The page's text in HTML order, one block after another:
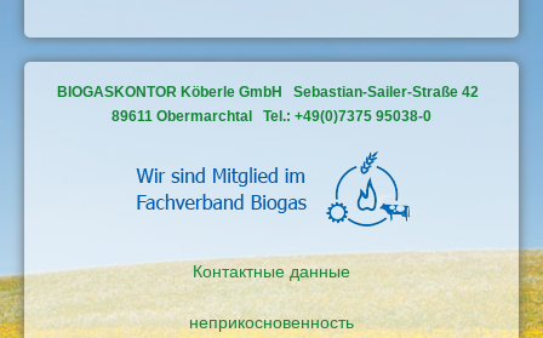
BIOGASKONTOR Köberle GmbH Sebastian-Sailer-Straße 42
89611 Obermarchtal Tel.: +49(0)7375 95038-0
Контактные данные
неприкосновенность